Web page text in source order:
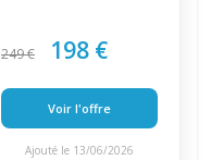
249 € 198 €
Voir l'offre
Ajouté le 13/06/2026